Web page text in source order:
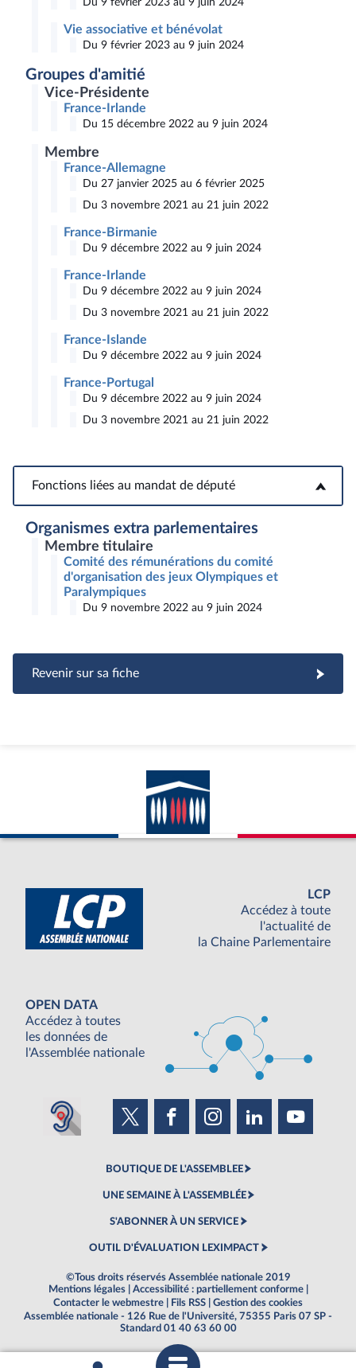
Vie associative et bénévolat
Du 9 février 2023 au 9 juin 2024
Groupes d'amitié
Vice-Présidente
France-Irlande
Du 15 décembre 2022 au 9 juin 2024
Membre
France-Allemagne
Du 27 janvier 2025 au 6 février 2025
Du 3 novembre 2021 au 21 juin 2022
France-Birmanie
Du 9 décembre 2022 au 9 juin 2024
France-Irlande
Du 9 décembre 2022 au 9 juin 2024
Du 3 novembre 2021 au 21 juin 2022
France-Islande
Du 9 décembre 2022 au 9 juin 2024
France-Portugal
Du 9 décembre 2022 au 9 juin 2024
Du 3 novembre 2021 au 21 juin 2022
Fonctions liées au mandat de député
Fonctions liées au mandat de député
Organismes extra parlementaires
Membre titulaire
Comité des rémunérations du comité
d'organisation des jeux Olympiques et
Paralympiques
Du 9 novembre 2022 au 9 juin 2024
Revenir sur sa fiche
LCP
Accédez à toute
l'actualité de
la Chaine Parlementaire
OPEN DATA
Accédez à toutes
les données de
l'Assemblée nationale
BOUTIQUE DE L'ASSEMBLEE
UNE SEMAINE À L'ASSEMBLÉE
S'ABONNER À UN SERVICE
OUTIL D'ÉVALUATION LEXIMPACT
©Tous droits réservés Assemblée nationale 2019
Mentions légales
Accessibilité : partiellement conforme
Contacter le webmestre
Fils RSS
Gestion des cookies
Assemblée nationale - 126 Rue de l'Université, 75355 Paris 07 SP -
Standard 01 40 63 60 00